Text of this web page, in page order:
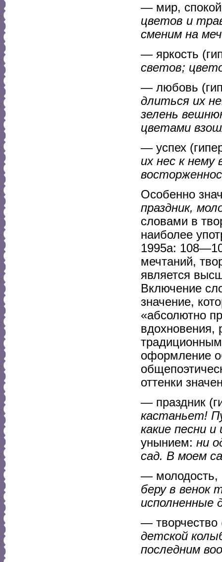
— мир,
цветов и
сменим на
— яркость
светов;
— любовь
длиться их
зелень
цветами
— успех
их нес к нему
Особенно
праздник,
словами в
наиболее
1995а:
мечтаний,
является
Включение
значение,
«абсолютно
вдохновения,
оформление
оттенки
— праздник
кастаньет!
какие песни
унынием: ни
сад. В моем
— молодость,
беру в
исполненные
— творчество
детской
последним